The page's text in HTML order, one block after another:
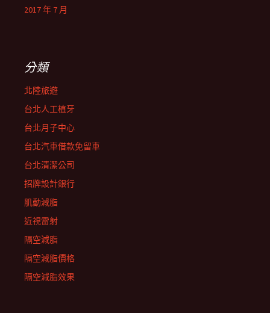
2017 年 7 月
分類
北陸旅遊
台北人工植牙
台北月子中心
台北汽車借款免留車
台北清潔公司
招牌設計銀行
肌動減脂
近視雷射
隔空減脂
隔空減脂價格
隔空減脂效果